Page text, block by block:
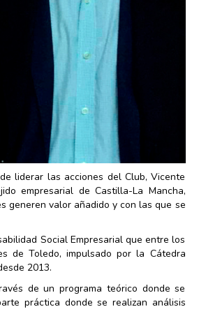
liderar las acciones del Club, Vicente
empresarial de Castilla-La Mancha,
generen valor añadido y con las que se
Social Empresarial que entre los
de Toledo, impulsado por la Cátedra
2013.
de un programa teórico donde se
práctica donde se realizan análisis